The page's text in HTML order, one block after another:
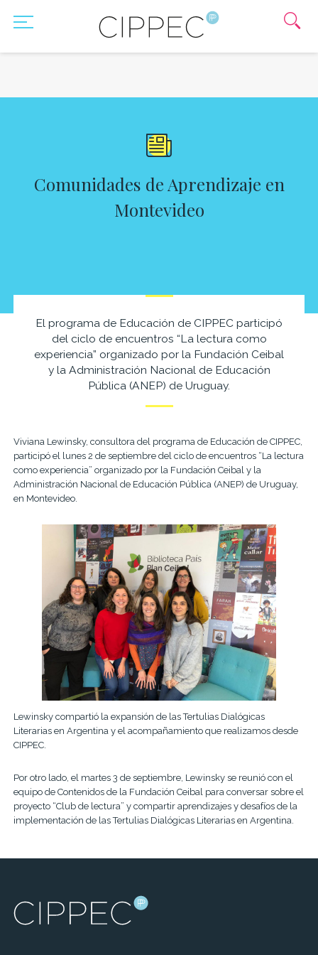
Comunidades de Aprendizaje en
Montevideo
El programa de Educación de CIPPEC participó
del ciclo de encuentros “La lectura como
experiencia” organizado por la Fundación Ceibal
y la Administración Nacional de Educación
Pública (ANEP) de Uruguay.
Viviana Lewinsky, consultora del programa de Educación de CIPPEC,
participó el lunes 2 de septiembre del ciclo de encuentros “La lectura
como experiencia” organizado por la Fundación Ceibal y la
Administración Nacional de Educación Pública (ANEP) de Uruguay,
en Montevideo.
Lewinsky compartió la expansión de las Tertulias Dialógicas
Literarias en Argentina y el acompañamiento que realizamos desde
CIPPEC.
Por otro lado, el martes 3 de septiembre, Lewinsky se reunió con el
equipo de Contenidos de la Fundación Ceibal para conversar sobre el
proyecto “Club de lectura” y compartir aprendizajes y desafíos de la
implementación de las Tertulias Dialógicas Literarias en Argentina.